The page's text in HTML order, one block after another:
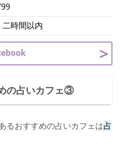
時間以内
の占いカフェ③
るおすすめの占いカフェは占